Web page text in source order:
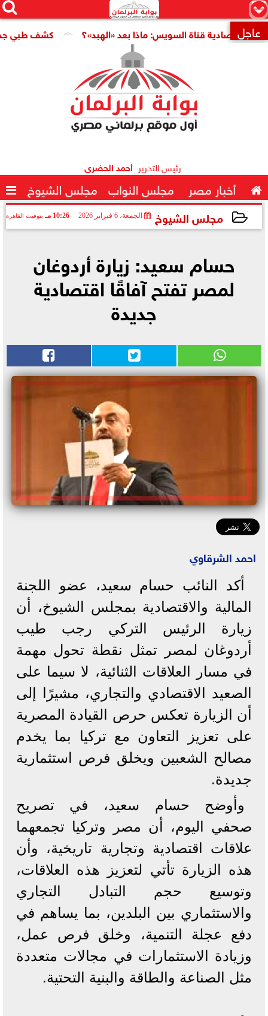
×


 عاجل كشف طبي جديد قناة السويس: ماذا بعد «الهبد»؟
رئيس التحرير أحمد الحضرى
 أخبار مصر مجلس النواب مجلس الشيوخ 
مجلس الشيوخ الجمعة، 6 فبراير 2026 10:26 مـ بتوقيت القاهرة
حسام سعيد: زيارة أردوغان
لمصر تفتح آفاقًا اقتصادية
جديدة
احمد الشرقاوي
أكد النائب حسام سعيد، عضو اللجنة
المالية والاقتصادية بمجلس الشيوخ، أن
زيارة الرئيس التركي رجب طيب
أردوغان لمصر تمثل نقطة تحول مهمة
في مسار العلاقات الثنائية، لا سيما على
الصعيد الاقتصادي والتجاري، مشيرًا إلى
أن الزيارة تعكس حرص القيادة المصرية
على تعزيز التعاون مع تركيا بما يخدم
مصالح الشعبين ويخلق فرص استثمارية
جديدة.
وأوضح حسام سعيد، في تصريح
صحفي اليوم، أن مصر وتركيا تجمعهما
علاقات اقتصادية وتجارية تاريخية، وأن
هذه الزيارة تأتي لتعزيز هذه العلاقات،
وتوسيع حجم التبادل التجاري
والاستثماري بين البلدين، بما يساهم في
دفع عجلة التنمية، وخلق فرص عمل،
وزيادة الاستثمارات في مجالات متعددة
مثل الصناعة والطاقة والبنية التحتية.